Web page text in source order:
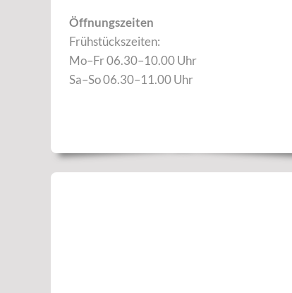
Öffnungszeiten
Frühstückszeiten:
Mo–Fr 06.30–10.00 Uhr
Sa–So 06.30–11.00 Uhr